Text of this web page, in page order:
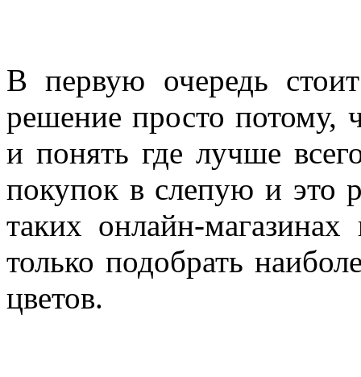
В первую очередь
решение просто потому,
и понять где лучше
покупок в слепую и это
таких онлайн-
только подобрать
цветов.